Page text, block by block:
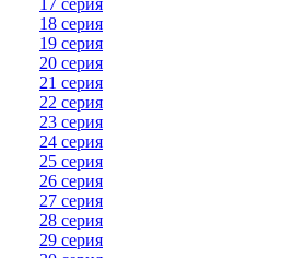
17 серия
18 серия
19 серия
20 серия
21 серия
22 серия
23 серия
24 серия
25 серия
26 серия
27 серия
28 серия
29 серия